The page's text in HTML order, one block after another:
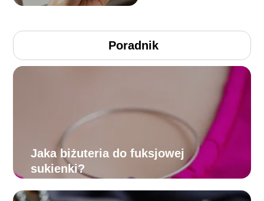
Poradnik
Jaka biżuteria do fuksjowej
sukienki?